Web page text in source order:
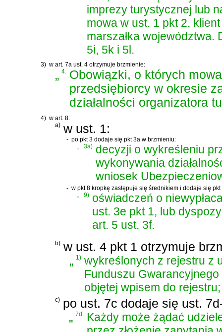
imprezy turystycznej lub
mowa w ust. 1 pkt 2,
marszałka województwa.
5i, 5k i 5l.
3) w art. 7a ust. 4 otrzymuje brzmienie:
„4. Obowiązki, o których
przedsiębiorcy w okresie
działalności organizatora
4) w art. 8:
a) w ust. 1:
- po pkt 3 dodaje się pkt 3a w brzmieniu:
„
3a) decyzji o wykreśleniu
wykonywania
wniosek
- w pkt 8 kropkę zastępuje się średnikiem i dodaje się
„
9) oświadczeń o
ust. 3e pkt 1, lub
art. 5 ust. 3f.
b) w ust. 4 pkt 1 otrzymuje
„1) wykreślonych z rejestru z
Funduszu
objętej wpisem do rejestru;
c) po ust. 7c dodaje się ust.
„ 7d.
Każdy może żądać